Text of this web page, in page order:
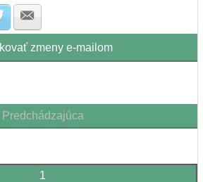
LinkedIn
na Pinterest
Zdielať na Twitter
zmeny e-mailom
Predchádzajúca
1